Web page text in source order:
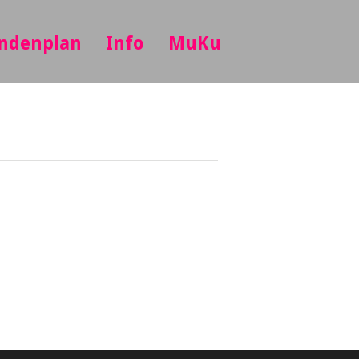
Info MuKu